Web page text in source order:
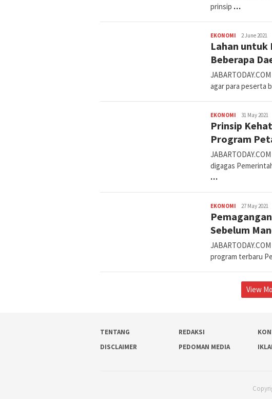
prinsip …
EKONOMI Avila
Dwiputra
2 June 2021
Lahan untuk
Beberapa
agar para peserta
EKONOMI Avila
Dwiputra
31 May 2021
Prinsip
Program
digagas
…
EKONOMI Avila
Dwiputra
27 May 2021
Sebelum
program terbaru
View
TENTANG REDAKSI
DISCLAIMER
PEDOMAN MEDIA